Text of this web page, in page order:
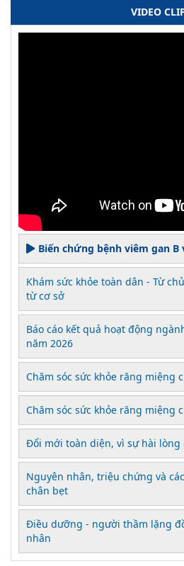
VIDEO
Biến chứng bệnh viêm gan
Khám sức khỏe toàn dân - Từ
từ cơ sở
Báo cáo kết quả hoạt động
năm 2026
Chăm sóc sức khỏe răng miệng
Chăm sóc sức khỏe răng miệng
Đổi mới toàn diện, vì sự hài
Nguyên nhân, triệu chứng và
chân bẹt
Điều dưỡng - người thầm lặng
nhân